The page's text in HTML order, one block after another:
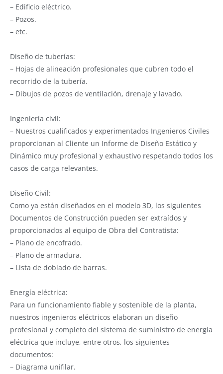
– Edificio eléctrico.
– Pozos.
– etc.
Diseño de tuberías:
– Hojas de alineación profesionales que cubren todo el
recorrido de la tubería.
– Dibujos de pozos de ventilación, drenaje y lavado.
Ingeniería civil:
– Nuestros cualificados y experimentados Ingenieros Civiles
proporcionan al Cliente un Informe de Diseño Estático y
Dinámico muy profesional y exhaustivo respetando todos los
casos de carga relevantes.
Diseño Civil:
Como ya están diseñados en el modelo 3D, los siguientes
Documentos de Construcción pueden ser extraídos y
proporcionados al equipo de Obra del Contratista:
– Plano de encofrado.
– Plano de armadura.
– Lista de doblado de barras.
Energía eléctrica:
Para un funcionamiento fiable y sostenible de la planta,
nuestros ingenieros eléctricos elaboran un diseño
profesional y completo del sistema de suministro de energía
eléctrica que incluye, entre otros, los siguientes
documentos:
– Diagrama unifilar.